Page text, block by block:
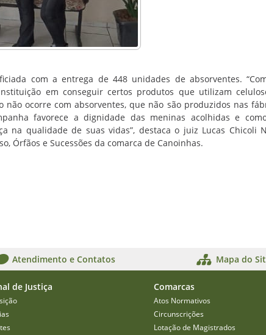
com a entrega de 448 unidades de absorventes.
em conseguir certos produtos que utilizam
ocorre com absorventes, que não são produzidos nas
favorece a dignidade das meninas acolhidas e
na qualidade de suas vidas”, destaca o juiz Lucas Chicoli
Órfãos e Sucessões da comarca de Canoinhas.
Atendimento e Contatos Mapa do
de Justiça Comarcas
Atos Normativos
Circunscrições
Lotação de Magistrados